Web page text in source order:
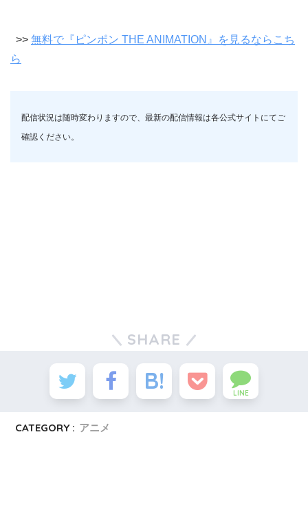
>> 無料で『ピンポン THE ANIMATION』を見るならこち
ら
配信状況は随時変わりますので、最新の配信情報は各公式サイトにてご
確認ください。
SHARE
LINE
CATEGORY : アニメ